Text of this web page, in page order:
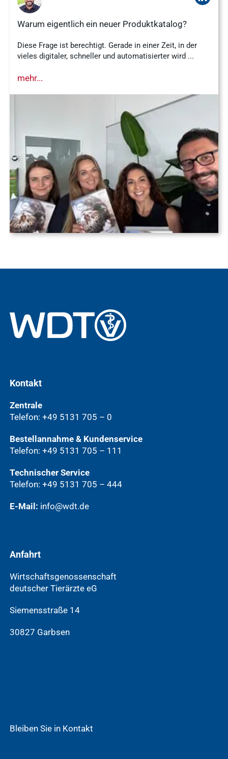
Warum eigentlich ein neuer Produktkatalog?
Diese Frage ist berechtigt. Gerade in einer Zeit, in der
vieles digitaler, schneller und automatisierter wird ...
mehr...
Kontakt
Zentrale
Telefon: +49 5131 705 – 0
Bestellannahme & Kundenservice
Telefon: +49 5131 705 – 111
Technischer Service
Telefon: +49 5131 705 – 444
E-Mail: info@wdt.de
Anfahrt
Wirtschaftsgenossenschaft
deutscher Tierärzte eG
Siemensstraße 14
30827 Garbsen
Bleiben Sie in Kontakt